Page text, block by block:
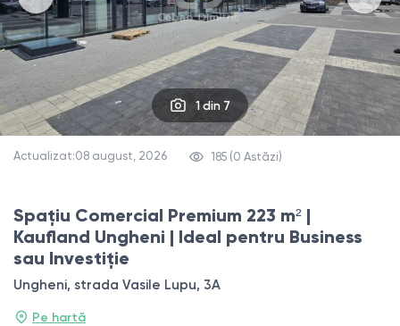
1 din 7
Actualizat:08 august, 2026 185 (0 Astăzi)
Spațiu Comercial Premium 223 m² |
Kaufland Ungheni | Ideal pentru Business
sau Investiție
Ungheni, strada Vasile Lupu, 3A
Pe hartă